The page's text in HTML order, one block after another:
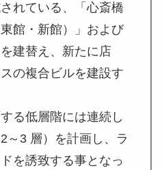
れている、「心斎橋
館・新館）」および
建替え、新たに店
の複合ビルを建設す
る低層階には連続し
～3 層）を計画し、ラ
を誘致する事となっ